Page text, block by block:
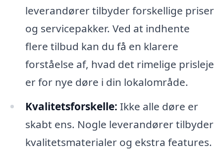
leverandører tilbyder forskellige priser
og servicepakker. Ved at indhente
flere tilbud kan du få en klarere
forståelse af, hvad det rimelige prisleje
er for nye døre i din lokalområde.
Kvalitetsforskelle: Ikke alle døre er
skabt ens. Nogle leverandører tilbyder
kvalitetsmaterialer og ekstra features.